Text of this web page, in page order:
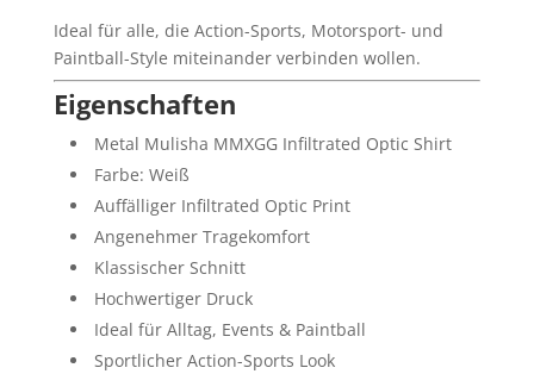
Ideal für alle, die Action-Sports, Motorsport- und
Paintball-Style miteinander verbinden wollen.
Eigenschaften
Metal Mulisha MMXGG Infiltrated Optic Shirt
Farbe: Weiß
Auffälliger Infiltrated Optic Print
Angenehmer Tragekomfort
Klassischer Schnitt
Hochwertiger Druck
Ideal für Alltag, Events & Paintball
Sportlicher Action-Sports Look